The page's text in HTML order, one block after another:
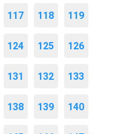
117 118 119
124 125 126
131 132 133
138 139 140